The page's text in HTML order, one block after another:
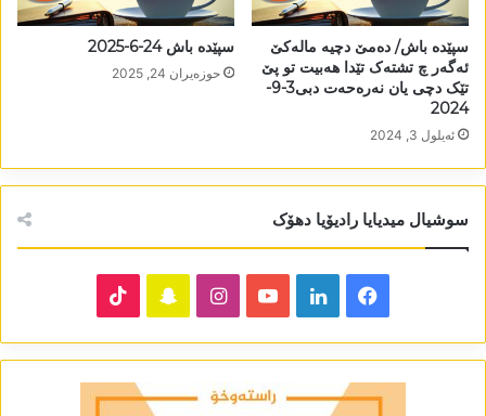
سپێدە باش/ دەمێ دچیە مالەکێ
ئەگەر چ تشتەک تێدا ھەبیت تو پێ
تێک دچی یان نەرەحەت دبی3-9-
2024
ئه‌یلول 3, 2024
سپێدە باش 24-6-2025
حوزه‌یران 24, 2025
سوشیال میدیایا رادیۆیا دھۆک
Facebook
LinkedIn
YouTube
Instagram
Snapchat